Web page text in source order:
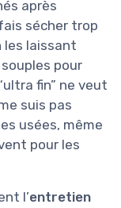
après
sécher trop
les laissant
pour
fin” ne veut
suis pas
usées, même
pour les
l’entretien